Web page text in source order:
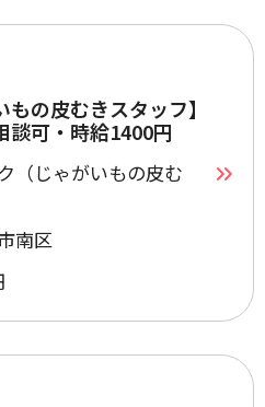
の皮むきスタッフ】
談可・時給1400円
（じゃがいもの皮む
南区